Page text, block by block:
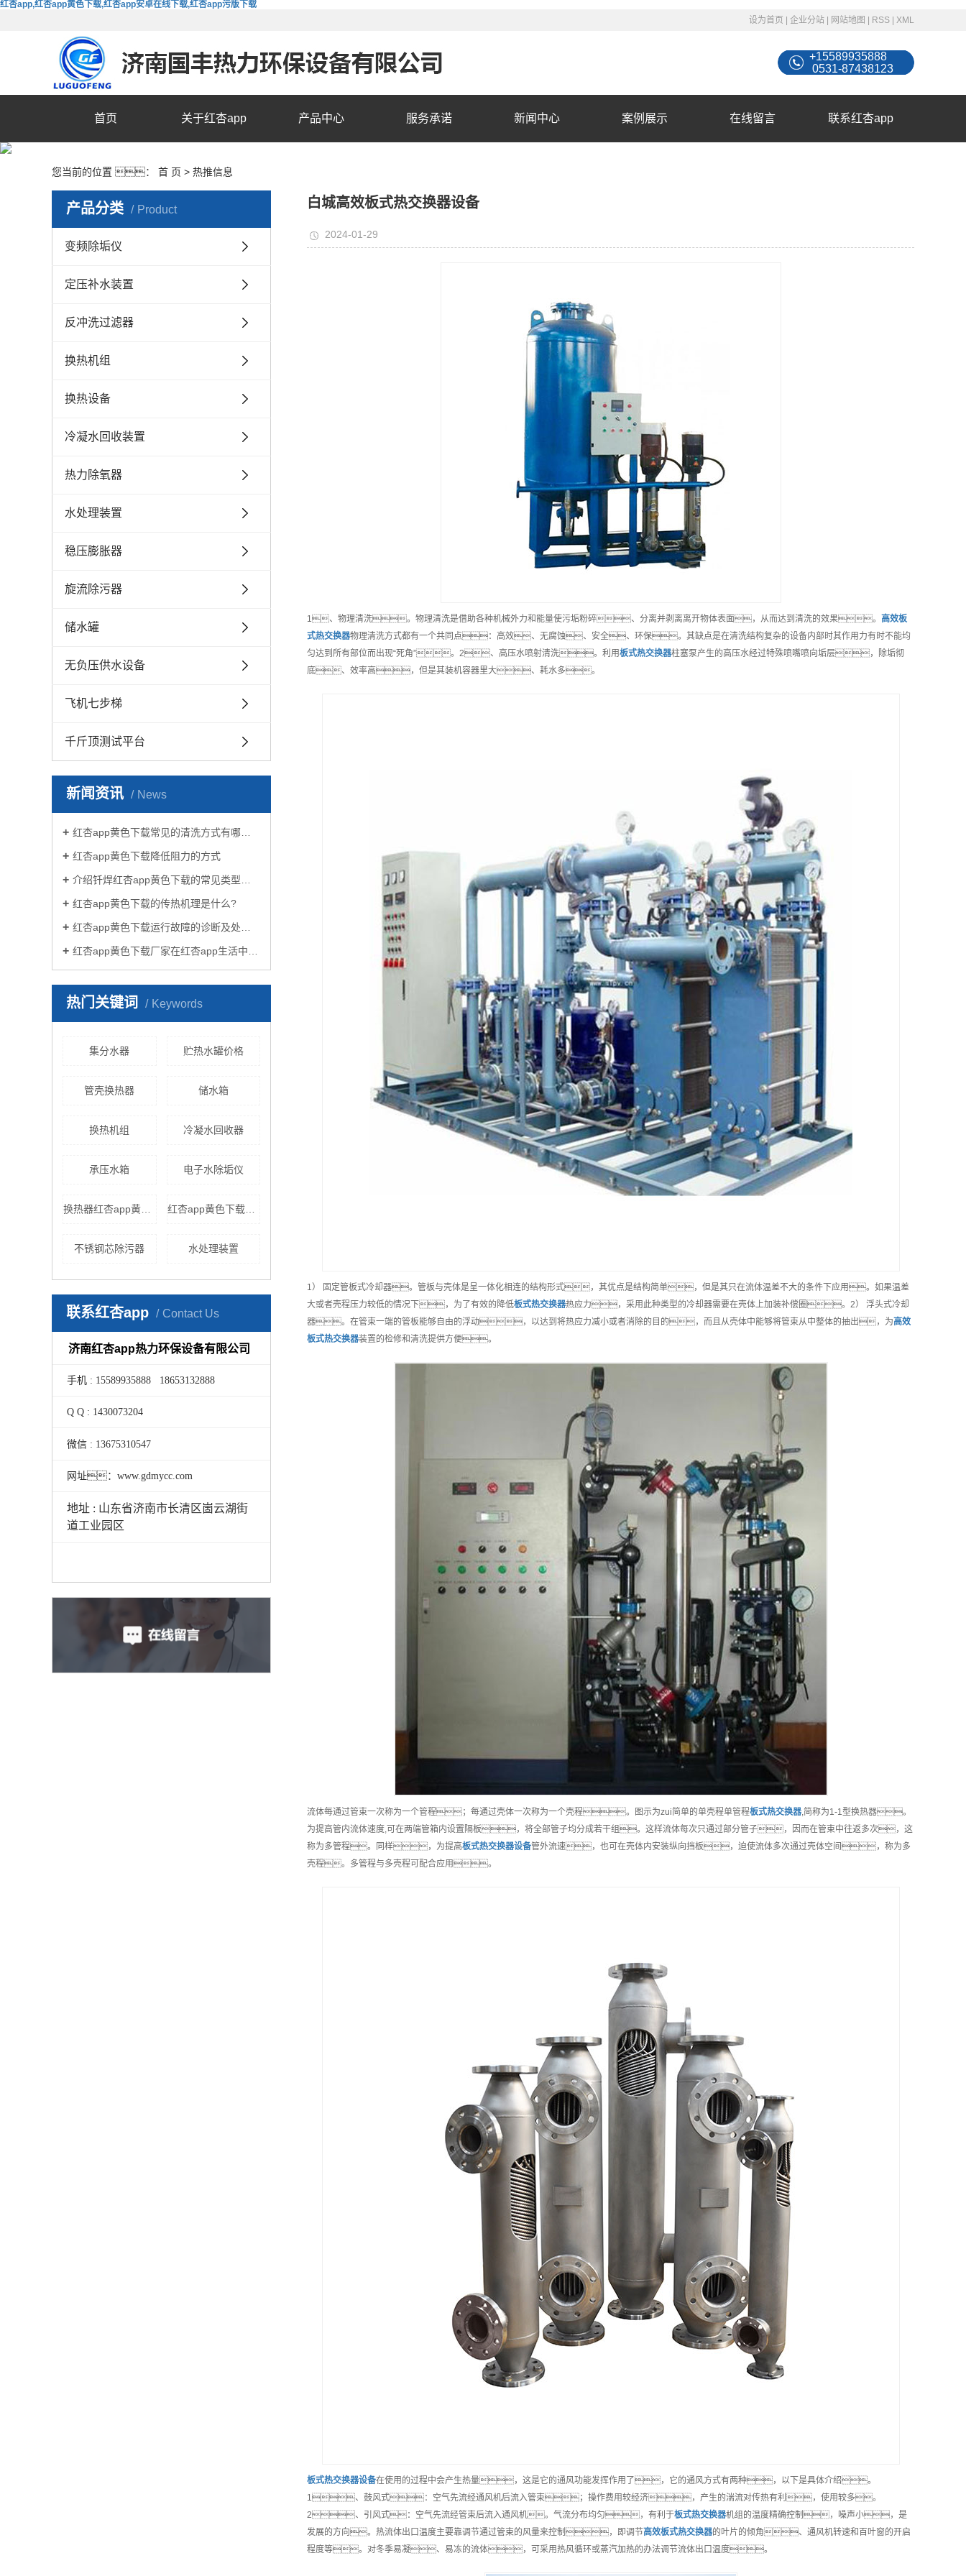
红杏app,红杏app黄色下载,红杏app安卓在线下载,红杏app污版下载
设为首页
企业分站 网站地图 RSS XML
+15589935888
0531-87438123
首页 关于红杏app 产品中心 服务承诺 新闻中心 案例展示 在线留言 联系红杏app
您当前的位置 ： 首 页 > 热推信息
产品分类 Product
变频除垢仪
定压补水装置
反冲洗过滤器
换热机组
换热设备
冷凝水回收装置
热力除氧器
水处理装置
稳压膨胀器
旋流除污器
储水罐
无负压供水设备
飞机七步梯
千斤顶测试平台
新闻资讯 News
红杏app黄色下载常见的清洗方式有哪些？
红杏app黄色下载降低阻力的方式
介绍钎焊红杏app黄色下载的常见类型有哪些
红杏app黄色下载的传热机理是什么?
红杏app黄色下载运行故障的诊断及处理方法
红杏app黄色下载厂家在红杏app生活中有哪些作用？
热门关键词 Keywords
集分水器 贮热水罐价格
管壳换热器 储水箱
换热机组 冷凝水回收器
承压水箱 电子水除垢仪
红杏app黄色下载原理
不锈钢芯除污器 水处理装置
联系红杏app Contact Us
济南红杏app热力环保设备有限公司
手机 : 15589935888 18653132888
Q Q : 1430073204
微信 : 13675310547
网址：www.gdmycc.com
地址 : 山东省济南市长清区崮云湖街
道工业园区
白城高效板式热交换器设备
2024-01-29
1、物理清洗。物理清洗是借助各种机械外力和能量使污垢粉碎、分离并剥离离开物体表面，从而达到清洗的效果。 高效板
式热交换器物理清洗方式都有一个共同点：高效、无腐蚀、安全、环保。其缺点是在清洗结构复杂的设备内部时其作用力有时不能均
匀达到所有部位而出现“死角”。2、高压水喷射清洗。利用板式热交换器柱塞泵产生的高压水经过特殊喷嘴喷向垢层，除垢彻
底、效率高，但是其装机容器里大、耗水多。
1） 固定管板式冷却器。管板与壳体是呈一体化相连的结构形式，其优点是结构简单，但是其只在流体温差不大的条件下应用。如果温差
大或者壳程压力较低的情况下，为了有效的降低板式热交换器热应力，采用此种类型的冷却器需要在壳体上加装补偿圈。2） 浮头式冷却
器。在管束一端的管板能够自由的浮动，以达到将热应力减小或者消除的目的，而且从壳体中能够将管束从中整体的抽出，为高效
板式热交换器装置的检修和清洗提供方便。
流体每通过管束一次称为一个管程；每通过壳体一次称为一个壳程。图示为zui简单的单壳程单管程板式热交换器,简称为1-1型换热器。
为提高管内流体速度,可在两端管箱内设置隔板，将全部管子均分成若干组。这样流体每次只通过部分管子，因而在管束中往返多次，这
称为多管程。同样，为提高板式热交换器设备管外流速，也可在壳体内安装纵向挡板，迫使流体多次通过壳体空间，称为多
壳程。多管程与多壳程可配合应用。
板式热交换器设备在使用的过程中会产生热量，这是它的通风功能发挥作用了，它的通风方式有两种，以下是具体介绍。
1、鼓风式：空气先流经通风机后流入管束；操作费用较经济，产生的湍流对传热有利，使用较多。
2、引风式：空气先流经管束后流入通风机。气流分布均匀，有利于板式热交换器机组的温度精确控制，噪声小，是
发展的方向。热流体出口温度主要靠调节通过管束的风量来控制，即调节高效板式热交换器的叶片的倾角、通风机转速和百叶窗的开启
程度等。对冬季易凝、易冻的流体，可采用热风循环或蒸汽加热的办法调节流体出口温度。